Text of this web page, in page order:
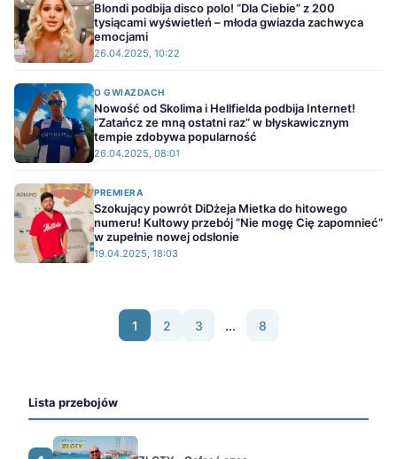
Blondi podbija disco polo! ”Dla Ciebie” z 200
tysiącami wyświetleń – młoda gwiazda zachwyca
emocjami
26.04.2025, 10:22
O GWIAZDACH
Nowość od Skolima i Hellfielda podbija Internet!
”Zatańcz ze mną ostatni raz” w błyskawicznym
tempie zdobywa popularność
26.04.2025, 08:01
PREMIERA
Szokujący powrót DiDżeja Mietka do hitowego
numeru! Kultowy przebój ”Nie mogę Cię zapomnieć”
w zupełnie nowej odsłonie
19.04.2025, 18:03
1 2 3 ... 8
Lista przebojów